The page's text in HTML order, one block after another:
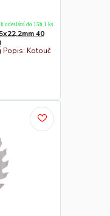
40
Popis: Kotouč
odeslání do 15h 1 ks